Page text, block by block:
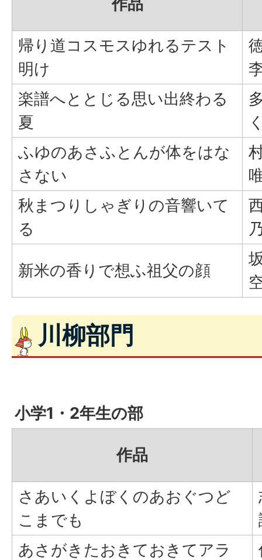
帰り道コスモスゆれるテスト
明け
楽譜へととじる思い出終わる
夏
ふゆのあさふとんが体をはな
さない
秋まつりしゃぎりの音響いて
る
新米の香りで想ふ祖父の顔
川柳部門
小学1・2年生の部
作品
さあいくよぼくのあおぐつど
こまでも
あさがきたおきておきてアラ